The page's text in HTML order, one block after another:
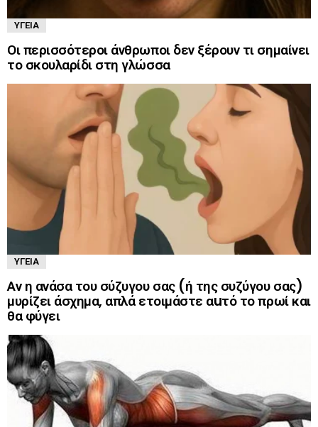
ΥΓΕΊΑ
Οι περισσότεροι άνθρωποι δεν ξέρουν τι σημαίνει
το σκουλαρίδι στη γλώσσα
ΥΓΕΊΑ
Αν η ανάσα του σύζυγου σας (ή της συζύγου σας)
μυρίζει άσχημα, απλά ετοιμάστε αuτό το πρωί και
θα φύγει